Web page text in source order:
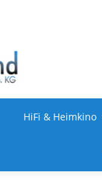
HiFi & Heimkino